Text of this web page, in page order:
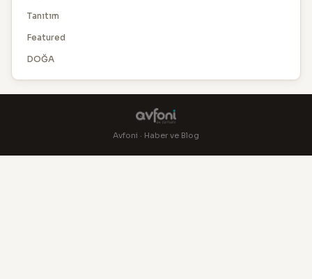
Tanıtım
Featured
DOĞA
Avfoni · Haber ve Blog